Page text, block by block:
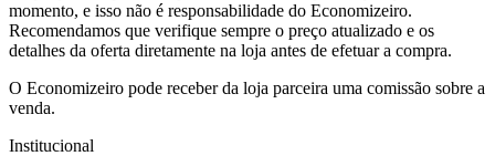
momento, e isso não é responsabilidade do Economizeiro.
Recomendamos que verifique sempre o preço atualizado e os
detalhes da oferta diretamente na loja antes de efetuar a compra.
O Economizeiro pode receber da loja parceira uma comissão sobre a
venda.
Institucional